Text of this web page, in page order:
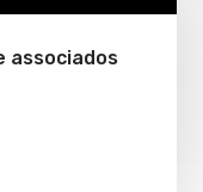
associados